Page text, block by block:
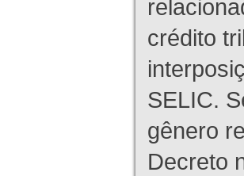
crédito
SELIC.
gênero
Decreto